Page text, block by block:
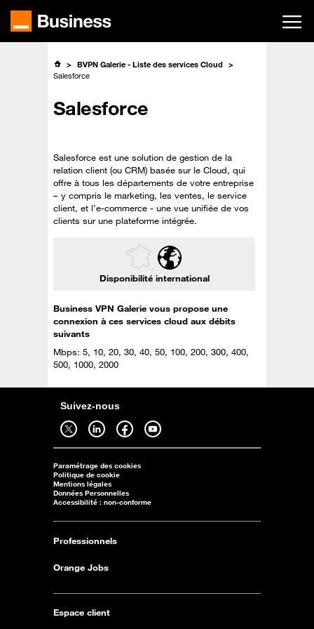
contenu
BVPN Galerie - Liste des services Cloud
Salesforce
Salesforce
Salesforce est une solution de gestion de la
relation client (ou CRM) basée sur le Cloud, qui
offre à tous les départements de votre entreprise
– y compris le marketing, les ventes, le service
client, et l’e-commerce - une vue unifiée de vos
clients sur une plateforme intégrée.
Disponibilité international
Business VPN Galerie vous propose une
connexion à ces services cloud aux débits
suivants
Mbps: 5, 10, 20, 30, 40, 50, 100, 200, 300, 400,
500, 1000, 2000
Suivez-nous
Suivez-nous sur twitter - ouverture dans un nouvel onglet Suivez-nous sur linkedin - ouverture dans un nouvel onglet Suivez-nous sur facebook - ouverture dans un nouvel onglet Suivez-nous sur youtube - ouverture dans un nouvel onglet
Paramétrage des cookies
Politique de cookie
Mentions légales
Données Personnelles
Accessibilité : non-conforme
Professionnels
Orange Jobs
Espace client